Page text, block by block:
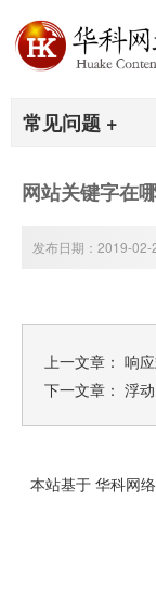
常见问题 +
网站关键字在
发布日期：2019-
上一文章： 响
下一文章： 浮
本站基于 华科网